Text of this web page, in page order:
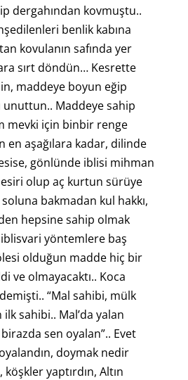
dergahından kovmuştu..
benlik kabına
kovulanın safında yer
sırt döndün… Kesrette
maddeye boyun eğip
unuttun.. Maddeye sahip
mevki için binbir renge
en aşağılara kadar, dilinde
gönlünde iblisi mihman
olup aç kurtun sürüye
soluna bakmadan kul hakkı,
hepsine sahip olmak
yöntemlere baş
olduğun madde hiç bir
ve olmayacaktı.. Koca
“Mal sahibi, mülk
sahibi.. Mal’da yalan
sen oyalan”.. Evet
doymak nedir
yaptırdın, Altın